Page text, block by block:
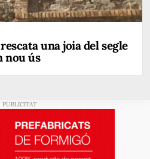
una joia del segle
nou ús